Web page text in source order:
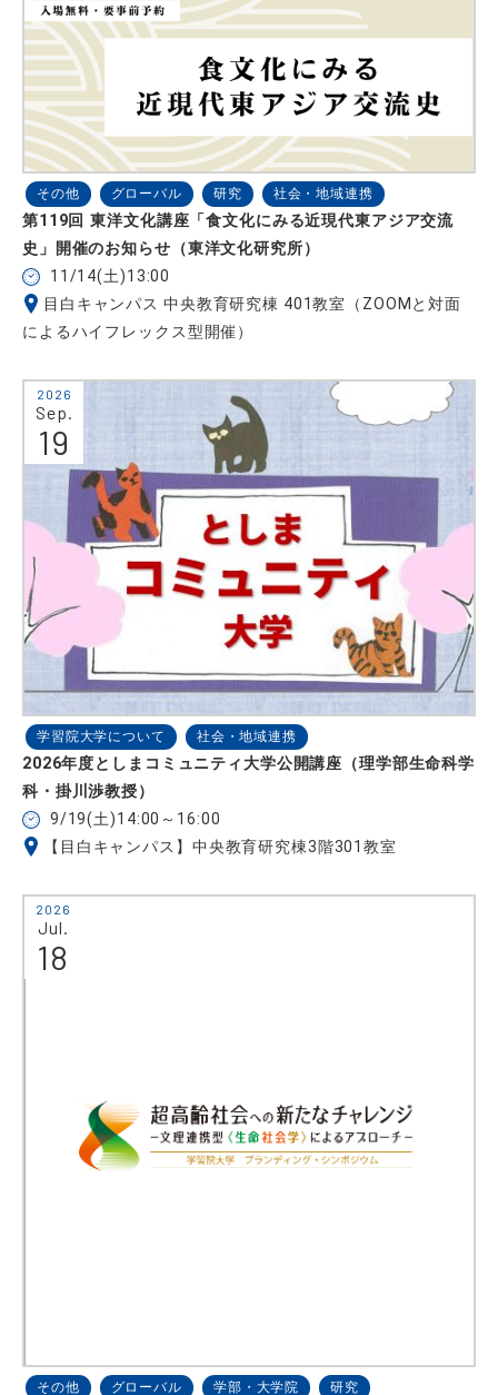
その他 グローバル 研究 社会・地域連携
第119回 東洋文化講座「食文化にみる近現代東アジア交流
史」開催のお知らせ（東洋文化研究所）
11/14(土)13:00
目白キャンパス 中央教育研究棟 401教室（ZOOMと対面
によるハイフレックス型開催）
2026
Sep.
19
学習院大学について 社会・地域連携
2026年度としまコミュニティ大学公開講座（理学部生命科学
科・掛川渉教授）
9/19(土)14:00～16:00
【目白キャンパス】中央教育研究棟3階301教室
2026
Jul.
18
その他 グローバル 学部・大学院 研究